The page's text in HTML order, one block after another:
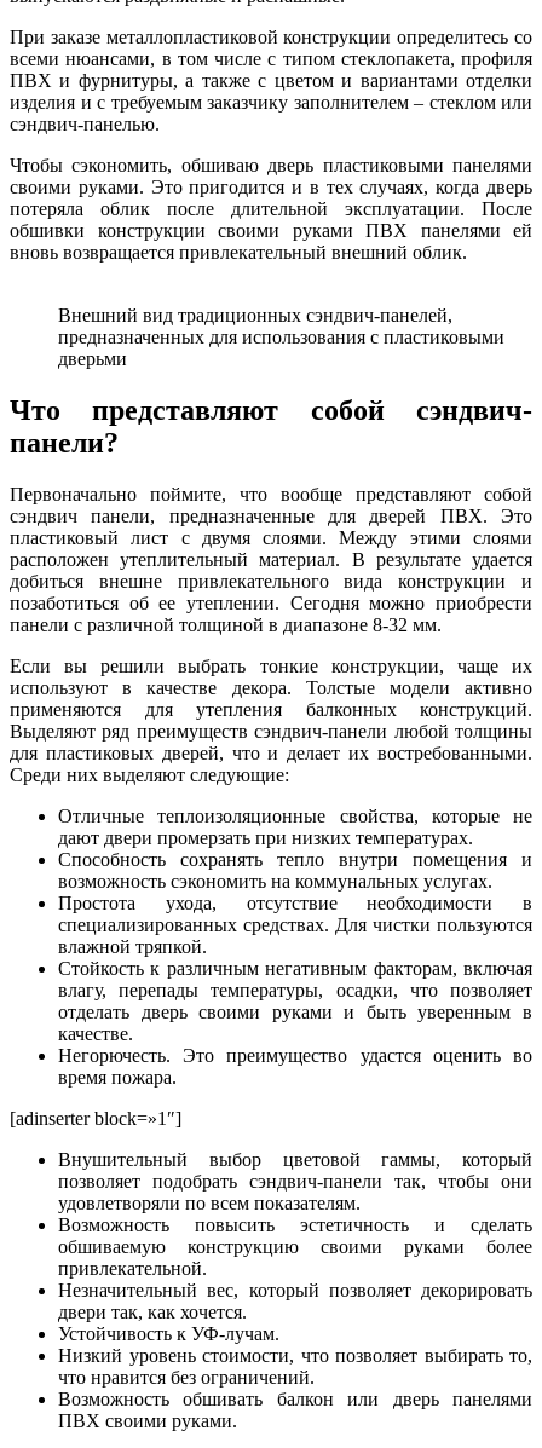
При заказе металлопластиковой конструкции определитесь со
всеми нюансами, в том числе с типом стеклопакета, профиля
ПВХ и фурнитуры, а также с цветом и вариантами отделки
изделия и с требуемым заказчику заполнителем – стеклом или
сэндвич-панелью.
Чтобы сэкономить, обшиваю дверь пластиковыми панелями
своими руками. Это пригодится и в тех случаях, когда дверь
потеряла облик после длительной эксплуатации. После
обшивки конструкции своими руками ПВХ панелями ей
вновь возвращается привлекательный внешний облик.
Внешний вид традиционных сэндвич-панелей,
предназначенных для использования с пластиковыми
дверьми
Что представляют собой сэндвич-
панели?
Первоначально поймите, что вообще представляют собой
сэндвич панели, предназначенные для дверей ПВХ. Это
пластиковый лист с двумя слоями. Между этими слоями
расположен утеплительный материал. В результате удается
добиться внешне привлекательного вида конструкции и
позаботиться об ее утеплении. Сегодня можно приобрести
панели с различной толщиной в диапазоне 8-32 мм.
Если вы решили выбрать тонкие конструкции, чаще их
используют в качестве декора. Толстые модели активно
применяются для утепления балконных конструкций.
Выделяют ряд преимуществ сэндвич-панели любой толщины
для пластиковых дверей, что и делает их востребованными.
Среди них выделяют следующие:
Отличные теплоизоляционные свойства, которые не
дают двери промерзать при низких температурах.
Способность сохранять тепло внутри помещения и
возможность сэкономить на коммунальных услугах.
Простота ухода, отсутствие необходимости в
специализированных средствах. Для чистки пользуются
влажной тряпкой.
Стойкость к различным негативным факторам, включая
влагу, перепады температуры, осадки, что позволяет
отделать дверь своими руками и быть уверенным в
качестве.
Негорючесть. Это преимущество удастся оценить во
время пожара.
[adinserter block=»1″]
Внушительный выбор цветовой гаммы, который
позволяет подобрать сэндвич-панели так, чтобы они
удовлетворяли по всем показателям.
Возможность повысить эстетичность и сделать
обшиваемую конструкцию своими руками более
привлекательной.
Незначительный вес, который позволяет декорировать
двери так, как хочется.
Устойчивость к УФ-лучам.
Низкий уровень стоимости, что позволяет выбирать то,
что нравится без ограничений.
Возможность обшивать балкон или дверь панелями
ПВХ своими руками.